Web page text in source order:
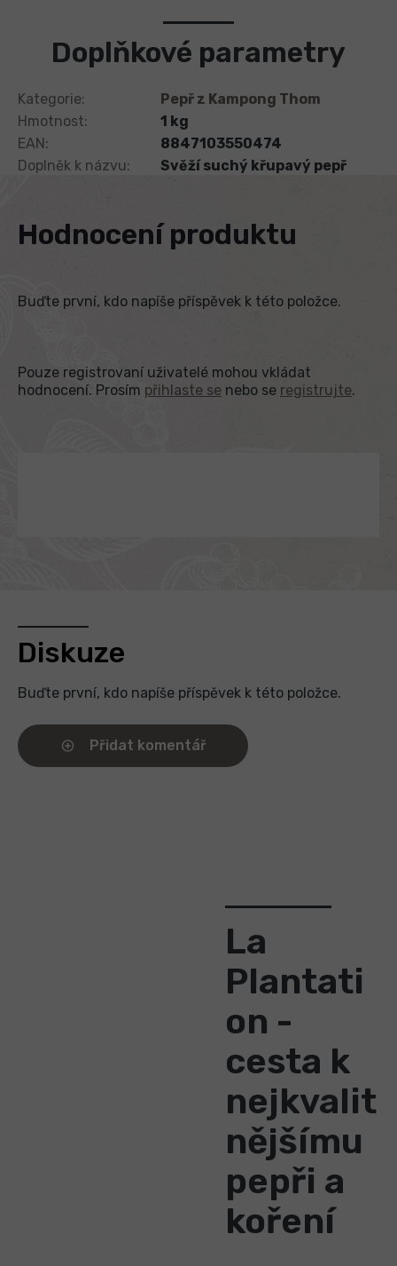
Doplňkové parametry
Kategorie:
Pepř z Kampong Thom
Hmotnost:
1 kg
EAN:
8847103550474
Doplněk k názvu: Svěží suchý křupavý pepř
Hodnocení produktu
Buďte první, kdo napíše příspěvek k této položce.
Pouze registrovaní uživatelé mohou vkládat
hodnocení. Prosím přihlaste se nebo se registrujte.
Diskuze
Buďte první, kdo napíše příspěvek k této položce.
Přidat komentář
La
Plantati
on -
cesta k
nejkvalit
nějšímu
pepři a
koření